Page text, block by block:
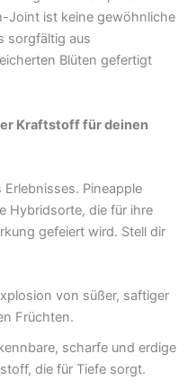
Joint ist keine gewöhnliche
sorgfältig aus
Blüten gefertigt
Kraftstoff für deinen
Pineapple
Hybridsorte, die für ihre
gefeiert wird. Stell dir
von süßer, saftiger
Früchten.
scharfe und erdige
die für Tiefe sorgt.